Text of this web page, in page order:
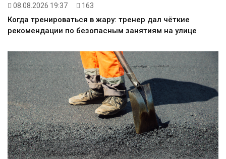
08.08.2026 19:37 163
Когда тренироваться в жару: тренер дал чёткие
рекомендации по безопасным занятиям на улице